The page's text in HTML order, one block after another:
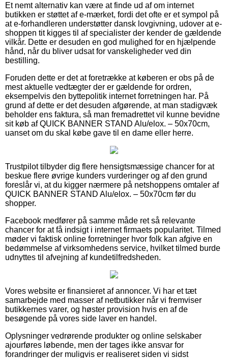
Et nemt alternativ kan være at finde ud af om internet
butikken er støttet af e-mærket, fordi det ofte er et sympol på
at e-forhandleren understøtter dansk lovgivning, udover at e-
shoppen tit kigges til af specialister der kender de gældende
vilkår. Dette er desuden en god mulighed for en hjælpende
hånd, når du bliver udsat for vanskeligheder ved din
bestilling.
Foruden dette er det at foretrække at køberen er obs på de
mest aktuelle vedtægter der er gældende for ordren,
eksempelvis den byttepolitik internet forretningen har. På
grund af dette er det desuden afgørende, at man stadigvæk
beholder ens faktura, så man fremadrettet vil kunne bevidne
sit køb af QUICK BANNER STAND Alu/elox. – 50x70cm,
uanset om du skal købe gave til en dame eller herre.
Trustpilot tilbyder dig flere hensigtsmæssige chancer for at
beskue flere øvrige kunders vurderinger og af den grund
foreslår vi, at du kigger nærmere på netshoppens omtaler af
QUICK BANNER STAND Alu/elox. – 50x70cm før du
shopper.
Facebook medfører på samme måde ret så relevante
chancer for at få indsigt i internet firmaets popularitet. Tilmed
møder vi faktisk online forretninger hvor folk kan afgive en
bedømmelse af virksomhedens service, hvilket tilmed burde
udnyttes til afvejning af kundetilfredsheden.
Vores website er finansieret af annoncer. Vi har et tæt
samarbejde med masser af netbutikker når vi fremviser
butikkernes varer, og høster provision hvis en af de
besøgende på vores side laver en handel.
Oplysninger vedrørende produkter og online selskaber
ajourføres løbende, men der tages ikke ansvar for
forandringer der muligvis er realiseret siden vi sidst